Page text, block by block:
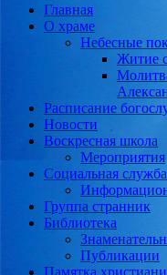
Главная
О храме
Небесные
Житие
Расписание
Новости
Воскресная школа
Мероприятия
Социальная
Группа странник
Библиотека
Публикации
Памятка